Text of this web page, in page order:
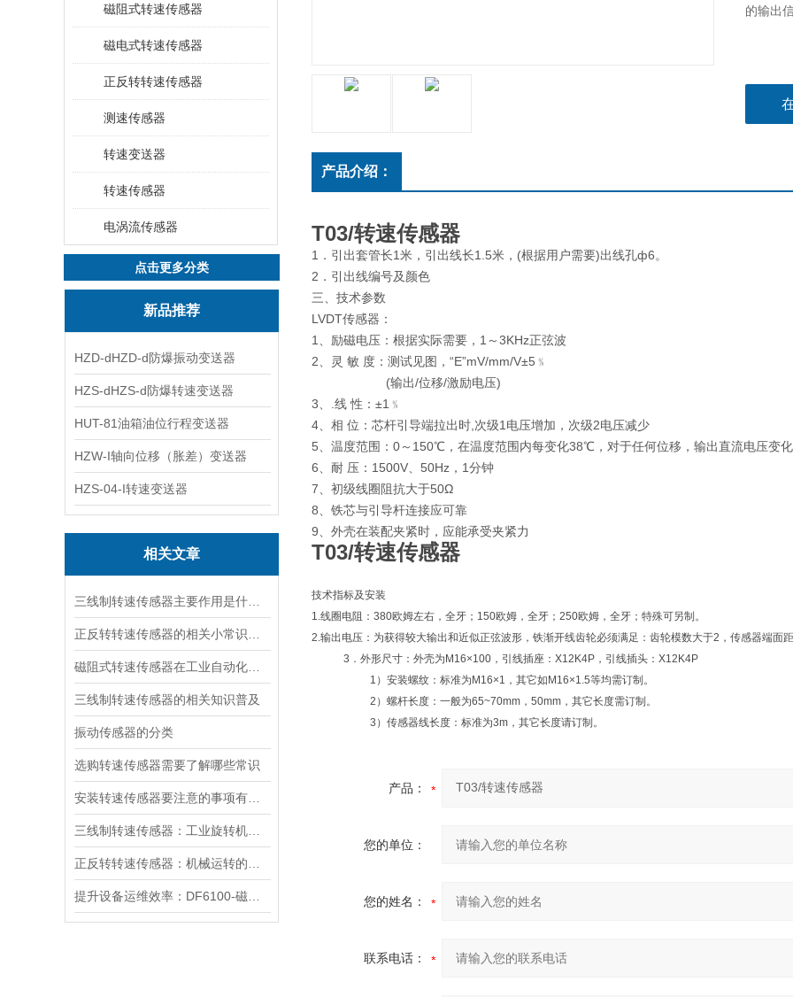
磁阻式转速传感器
磁电式转速传感器
正反转转速传感器
测速传感器
转速变送器
转速传感器
电涡流传感器
点击更多分类
新品推荐
HZD-dHZD-d防爆振动变送器
HZS-dHZS-d防爆转速变送器
HUT-81油箱油位行程变送器
HZW-I轴向位移（胀差）变送器
HZS-04-I转速变送器
相关文章
三线制转速传感器的相关知识普及
振动传感器的分类
选购转速传感器需要了解哪些常识
的输出
产品介绍：
T03/转速传感器
1．引出套管长1米，引出线长1.5米，(根据用户需要)出线孔ф6。
2．引出线编号及颜色
三、技术参数
LVDT传感器：
1、励磁电压：根据实际需要，1～3KHz正弦波
2、灵 敏 度：测试见图，“E”mV/mm/V±5﹪
(输出/位移/激励电压)
3、.线 性：±1﹪
4、相 位：芯杆引导端拉出时,次级1电压增加，次级2电压减少
5、温度范围：0～150℃，在温度范围内每变化38℃，对于任何位移，输出直流电压变
6、耐 压：1500V、50Hz，1分钟
7、初级线圈阻抗大于50Ω
8、铁芯与引导杆连接应可靠
9、外壳在装配夹紧时，应能承受夹紧力
T03/转速传感器
技术指标及安装
1.线圈电阻：380欧姆左右，全牙；150欧姆，全牙；250欧姆，全牙；特殊可另制。
2.输出电压：为获得较大输出和近似正弦波形，铁渐开线齿轮必须满足：齿轮模数大于2，传感器端面
3．外形尺寸：外壳为M16×100，引线插座：X12K4P，引线插头：X12K4P
1）安装螺纹：标准为M16×1，其它如M16×1.5等均需订制。
2）螺杆长度：一般为65~70mm，50mm，其它长度需订制。
3）传感器线长度：标准为3m，其它长度请订制。
产品：
您的单位：
您的姓名：
联系电话：